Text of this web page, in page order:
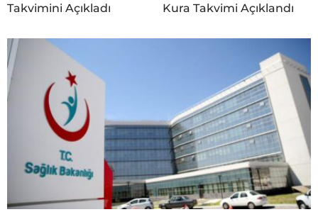
Takvimini Açıkladı
Kura Takvimi Açıklandı